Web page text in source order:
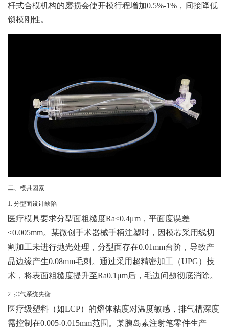
杆式合模机构的磨损会使开模行程增加0.5%-1%，间接降低
锁模刚性。
二、模具因素
1. 分型面设计缺陷
医疗模具要求分型面粗糙度Ra≤0.4μm，平面度误差
≤0.005mm。某微创手术器械手柄注塑时，因模芯采用线切
割加工未进行抛光处理，分型面存在0.01mm台阶，导致产
品边缘产生0.08mm毛刺。通过采用超精密加工（UPG）技
术，将表面粗糙度提升至Ra0.1μm后，毛边问题彻底消除。
2. 排气系统失衡
医疗级塑料（如LCP）的熔体粘度对温度敏感，排气槽深度
需控制在0.005-0.015mm范围。某胰岛素注射笔零件生产